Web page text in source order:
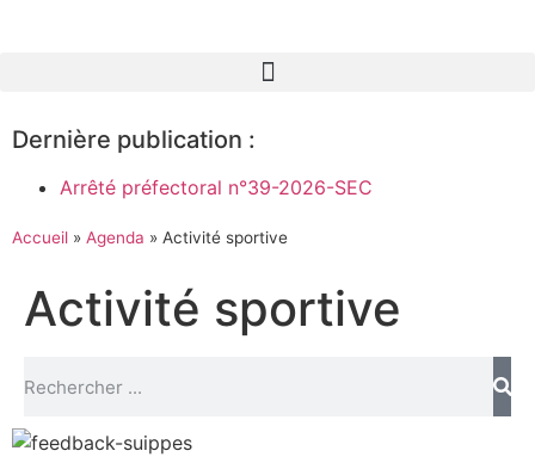
Dernière publication :
Arrêté préfectoral n°39-2026-SEC
Accueil » Agenda » Activité sportive
Activité sportive